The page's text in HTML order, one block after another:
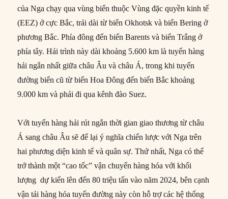
của Nga chạy qua vùng biển thuộc Vùng đặc quyền kinh tế
(EEZ) ở cực Bắc, trải dài từ biển Okhotsk và biển Bering ở
phương Bắc. Phía đông đến biển Barents và biển Trắng ở
phía tây. Hải trình này dài khoảng 5.600 km là tuyến hàng
hải ngắn nhất giữa châu Âu và châu Á, trong khi tuyến
đường biển cũ từ biển Hoa Đông đến biển Bắc khoảng
9.000 km và phải đi qua kênh đào Suez.
Với tuyến hàng hải rút ngắn thời gian giao thương từ châu
Á sang châu Âu sẽ để lại ý nghĩa chiến lược với Nga trên
hai phương diện kinh tế và quân sự. Thứ nhất, Nga có thể
trở thành một “cao tốc” vận chuyển hàng hóa với khối
lượng dự kiến lên đến 80 triệu tấn vào năm 2024, bên cạnh
vận tải hàng hóa tuyến đường này còn hỗ trợ các hệ thống